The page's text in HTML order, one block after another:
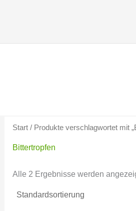
Start/ Produkte verschlagwortet mit
Bittertropfen
Alle 2 Ergebnisse werden